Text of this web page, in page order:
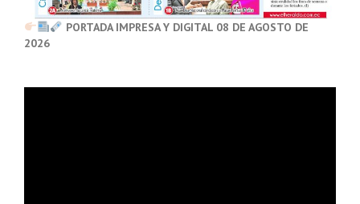
PORTADA IMPRESA Y DIGITAL 08 DE AGOSTO DE
2026